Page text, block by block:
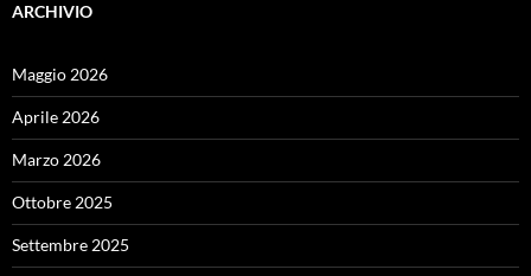
ARCHIVIO
Maggio 2026
Aprile 2026
Marzo 2026
Ottobre 2025
Settembre 2025